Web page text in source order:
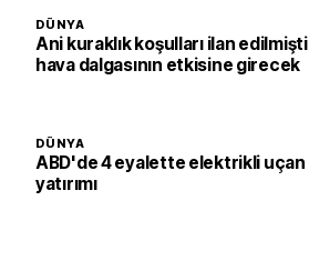
DÜNYA
Ani kuraklık koşulları ilan
hava dalgasının etkisine girecek
DÜNYA
ABD'de 4 eyalette elektrikli uçan
yatırımı